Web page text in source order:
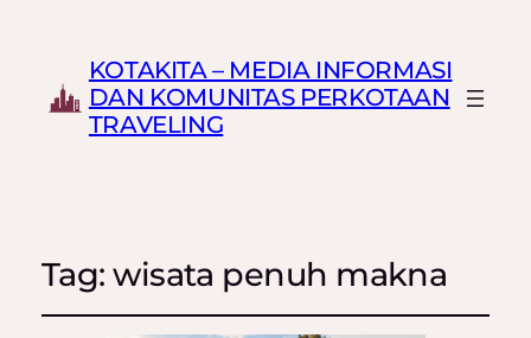
KOTAKITA – MEDIA INFORMASI
DAN KOMUNITAS PERKOTAAN
TRAVELING
Tag:wisata penuh makna